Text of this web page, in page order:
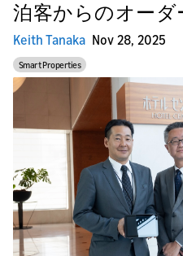
泊客からのオーダ
Keith Tanaka Nov 28, 2025
Smart Properties